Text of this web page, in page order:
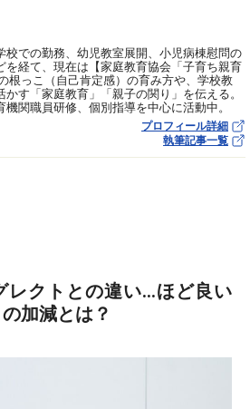
校での勤務、幼児教室展開、小児病棟慰問の
を経て、現在は【家庭教育協会「子育ち親育
根っこ（自己肯定感）の育み方や、学校教
かす「家庭教育」「親子の関り」を伝える。
機関職員研修、個別指導を中心に活動中。
プロフィール詳細
執筆記事一覧
レクトとの違い…ほど良い
加減とは？